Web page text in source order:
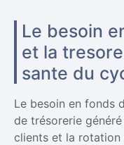
Le besoin
et la
sante du
Le besoin en fonds
de trésorerie
clients et la rotation